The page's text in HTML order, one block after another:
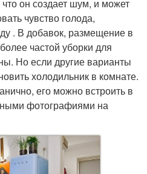
он создает шум, и может
чувство голода,
. В добавок, размещение в
частой уборки для
Но если другие варианты
холодильник в комнате.
его можно встроить в
фотографиями на